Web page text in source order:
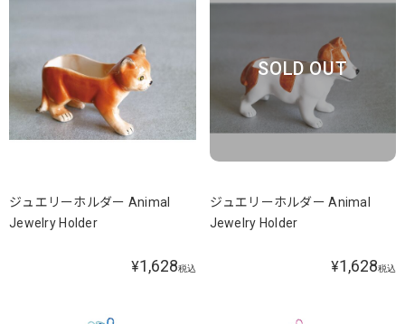
ジュエリーホルダー Animal
Jewelry Holder
¥1,628税込
SOLD OUT
ジュエリーホルダー Animal
Jewelry Holder
¥1,628税込